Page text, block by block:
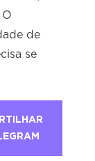
O
de
se